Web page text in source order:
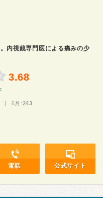
内視鏡専門医による痛みの少
3.68
| 6月:243
電話 公式サイト